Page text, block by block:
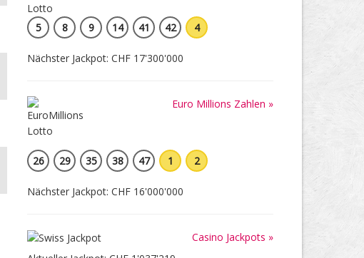
5 8 9 14 41 42 4
Nächster Jackpot: CHF 17'300'000
Euro Millions Zahlen »
26 29 35 38 47 1 2
Nächster Jackpot: CHF 16'000'000
Casino Jackpots »